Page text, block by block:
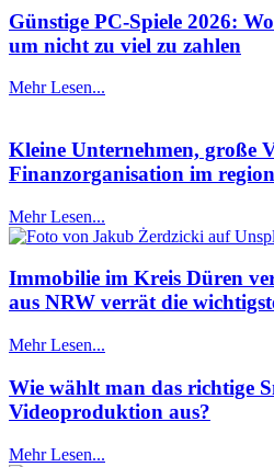
Günstige PC-Spiele 2026:
um nicht zu viel zu zahlen
Mehr Lesen...
Kleine Unternehmen, große
Finanzorganisation im
Mehr Lesen...
Immobilie im Kreis Düren
aus NRW verrät die
Mehr Lesen...
Wie wählt man das richtige
Videoproduktion aus?
Mehr Lesen...